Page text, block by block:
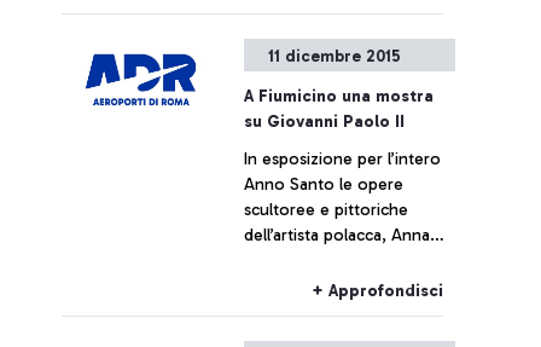
11 dicembre 2015
A Fiumicino una mostra
su Giovanni Paolo II
In esposizione per l’intero
Anno Santo le opere
scultoree e pittoriche
dell’artista polacca, Anna
+ Approfondisci